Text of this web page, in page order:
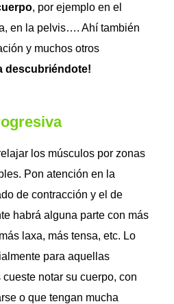
, por ejemplo en el
en la pelvis…. Ahí también
y muchos otros
descubriéndote!
los músculos por zonas
Pon atención en la
de contracción y el de
habrá alguna parte con más
laxa, más tensa, etc. Lo
para aquellas
notar su cuerpo, con
o que tengan mucha